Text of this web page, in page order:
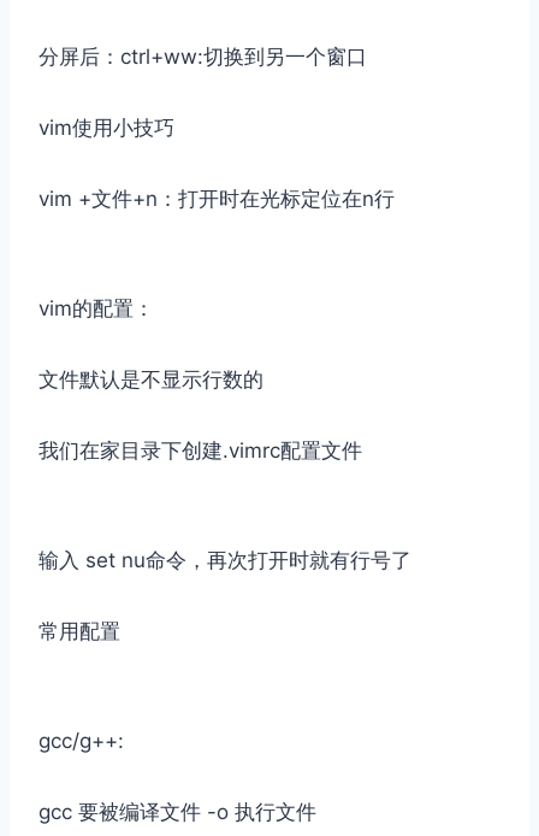
分屏后：ctrl+ww:切换到另一个窗口
vim使用小技巧
vim +文件+n：打开时在光标定位在n行
vim的配置：
文件默认是不显示行数的
我们在家目录下创建.vimrc配置文件
输入 set nu命令，再次打开时就有行号了
常用配置
gcc/g++:
gcc 要被编译文件 -o 执行文件